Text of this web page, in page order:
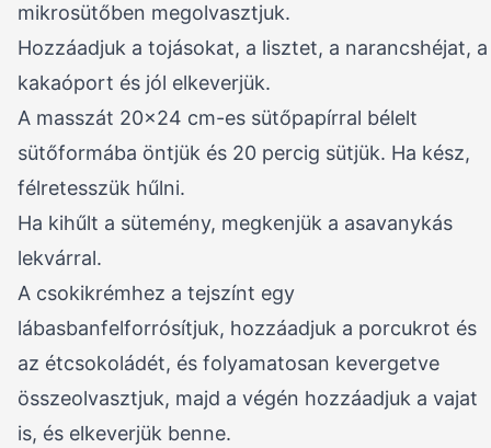
mikrosütőben megolvasztjuk.
Hozzáadjuk a tojásokat, a lisztet, a narancshéjat, a
kakaóport és jól elkeverjük.
A masszát 20×24 cm-es sütőpapírral bélelt
sütőformába öntjük és 20 percig sütjük. Ha kész,
félretesszük hűlni.
Ha kihűlt a sütemény, megkenjük a asavanykás
lekvárral.
A csokikrémhez a tejszínt egy
lábasbanfelforrósítjuk, hozzáadjuk a porcukrot és
az étcsokoládét, és folyamatosan kevergetve
összeolvasztjuk, majd a végén hozzáadjuk a vajat
is, és elkeverjük benne.